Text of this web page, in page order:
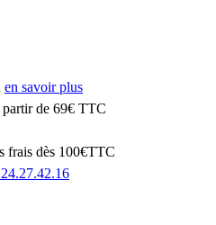
en savoir plus
partir de 69€ TTC
frais dès 100€TTC